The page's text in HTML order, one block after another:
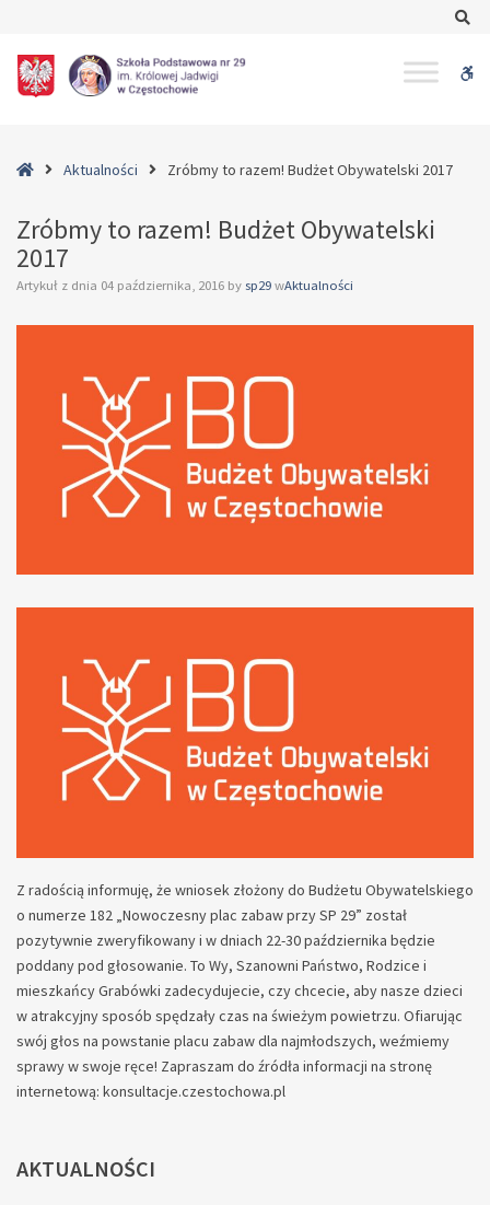
razem!
2017HomeAktualności Zróbmy to razem! Budżet Obywatelski 2017
Zróbmy to razem! Budżet Obywatelski
2017
Artykuł z dnia 04 października, 2016 by sp29 wAktualności
Z radością informuję, że wniosek złożony do Budżetu Obywatelskiego
o numerze 182 „Nowoczesny plac zabaw przy SP 29” został
pozytywnie zweryfikowany i w dniach 22-30 października będzie
poddany pod głosowanie. To Wy, Szanowni Państwo, Rodzice i
mieszkańcy Grabówki zadecydujecie, czy chcecie, aby nasze dzieci
w atrakcyjny sposób spędzały czas na świeżym powietrzu. Ofiarując
swój głos na powstanie placu zabaw dla najmłodszych, weźmiemy
sprawy w swoje ręce! Zapraszam do źródła informacji na stronę
internetową: konsultacje.czestochowa.pl
AKTUALNOŚCI